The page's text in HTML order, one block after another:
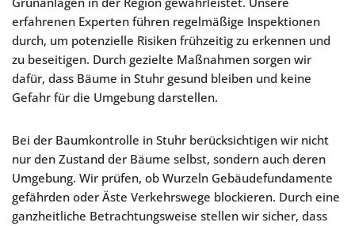
erfahrenen Experten führen regelmäßige Inspektionen
durch, um potenzielle Risiken frühzeitig zu erkennen und
zu beseitigen. Durch gezielte Maßnahmen sorgen wir
dafür, dass Bäume in Stuhr gesund bleiben und keine
Gefahr für die Umgebung darstellen.
Bei der Baumkontrolle in Stuhr berücksichtigen wir nicht
nur den Zustand der Bäume selbst, sondern auch deren
Umgebung. Wir prüfen, ob Wurzeln Gebäudefundamente
gefährden oder Äste Verkehrswege blockieren. Durch eine
ganzheitliche Betrachtungsweise stellen wir sicher, dass